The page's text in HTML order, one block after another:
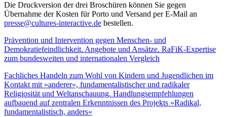
Die Druckversion der drei Broschüren können Sie gegen
Übernahme der Kosten für Porto und Versand per E-Mail an
presse@cultures-interactive.de bestellen.
Prävention und Intervention gegen Menschen- und
Demokratiefeindlichkeit. Angebote und Ansätze. RaFiK-Expertise
zum bundesweiten und internationalen Vergleich
Fachliches Handeln zum Wohl von Kindern und Jugendlichen im
Kontakt mit »anderer«, fundamentalistischer und radikaler
Religiosität und Weltanschauung. Handlungsempfehlungen
aufbauend auf zentralen Erkenntnissen des Projekts »Radikal,
fundamentalistisch, anders«